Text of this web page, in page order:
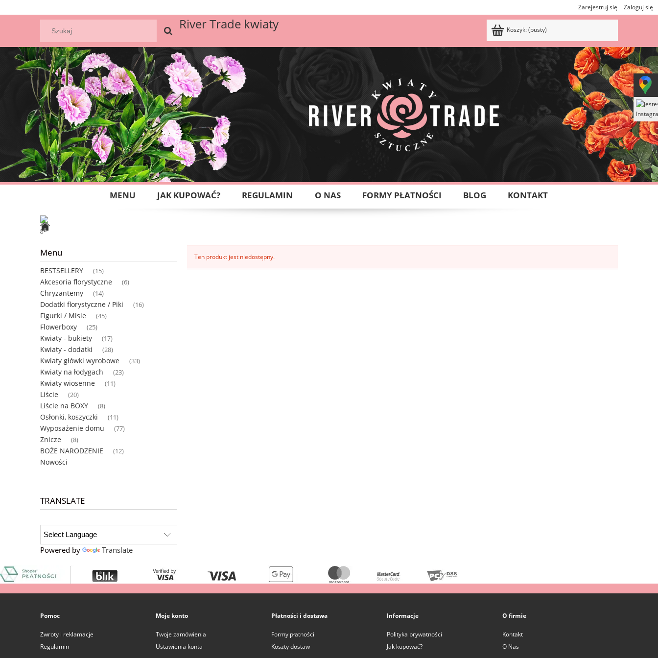
Zarejestruj się Zaloguj się
River Trade kwiaty Koszyk:(pusty)
MENU JAK KUPOWAĆ? REGULAMIN O NAS FORMY PŁATNOŚCI BLOG KONTAKT
Menu
BESTSELLERY (15)
Akcesoria florystyczne (6)
Chryzantemy (14)
Dodatki florystyczne / Piki (16)
Figurki / Misie (45)
Flowerboxy (25)
Kwiaty - bukiety (17)
Kwiaty - dodatki (28)
Kwiaty główki wyrobowe (33)
Kwiaty na łodygach (23)
Kwiaty wiosenne (11)
Liście (20)
Liście na BOXY (8)
Osłonki, koszyczki (11)
Wyposażenie domu (77)
Znicze (8)
BOŻE NARODZENIE (12)
Nowości
TRANSLATE
Powered by Translate
Ten produkt jest niedostępny.
Pomoc
Zwroty i reklamacje
Regulamin
Moje konto
Twoje zamówienia
Ustawienia konta
Płatności i dostawa
Formy płatności
Koszty dostaw
Informacje
Polityka prywatności
Jak kupować?
O firmie
Kontakt
O Nas